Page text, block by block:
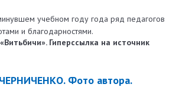
учебном году года ряд педагогов
и благодарностями.
Гиперссылка на источник
Фото автора.